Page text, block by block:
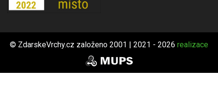
© ZdarskeVrchy.cz založeno 2001 | 2021 - 2026 realizace